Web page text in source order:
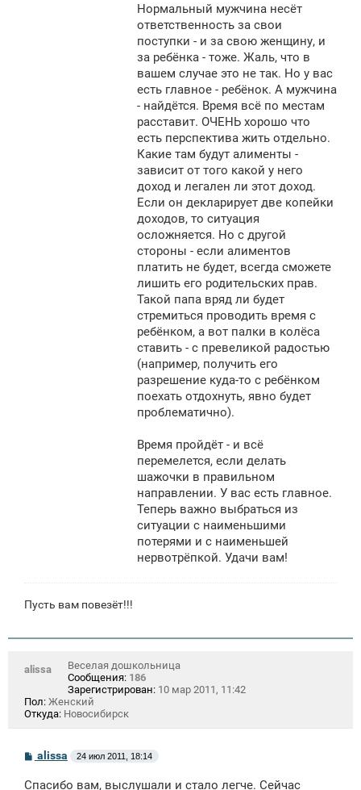
Нормальный мужчина несёт
ответственность за свои
поступки - и за свою женщину, и
за ребёнка - тоже. Жаль, что в
вашем случае это не так. Но у вас
есть главное - ребёнок. А мужчина
- найдётся. Время всё по местам
расставит. ОЧЕНЬ хорошо что
есть перспектива жить отдельно.
Какие там будут алименты -
зависит от того какой у него
доход и легален ли этот доход.
Если он декларирует две копейки
доходов, то ситуация
осложняется. Но с другой
стороны - если алиментов
платить не будет, всегда сможете
лишить его родительских прав.
Такой папа вряд ли будет
стремиться проводить время с
ребёнком, а вот палки в колёса
ставить - с превеликой радостью
(например, получить его
разрешение куда-то с ребёнком
поехать отдохнуть, явно будет
проблематично).
Время пройдёт - и всё
перемелется, если делать
шажочки в правильном
направлении. У вас есть главное.
Теперь важно выбраться из
ситуации с наименьшими
потерями и с наименьшей
нервотрёпкой. Удачи вам!
Пусть вам повезёт!!!
alissa
Веселая дошкольница
Сообщения: 186
Зарегистрирован: 10 мар 2011, 11:42
Пол: Женский
Откуда: Новосибирск
Сalissa 24 июл 2011, 18:14
Спасибо вам, выслушали и стало легче. Сейчас